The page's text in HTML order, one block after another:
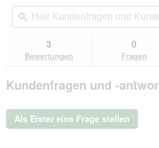
5
lesen
ROYAL
Dermacomfort
12x85
du
den
Hier
Kundenfragen
und
Kundenantworten
durchsuchen
ϙ
3
Bewertungen
0
Fragen
Kundenfragen und -
Als Erster eine Frage stellen